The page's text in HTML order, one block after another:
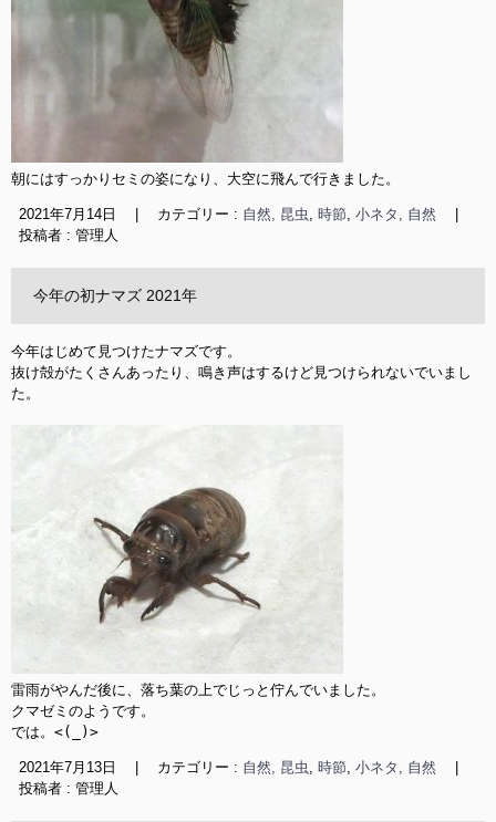
朝にはすっかりセミの姿になり、大空に飛んで行きました。
2021年7月14日 カテゴリー : 自然, 昆虫, 時節, 小ネタ, 自然
投稿者 : 管理人
今年の初ナマズ 2021年
今年はじめて見つけたナマズです。
抜け殻がたくさんあったり、鳴き声はするけど見つけられないでいまし
た。
雷雨がやんだ後に、落ち葉の上でじっと佇んでいました。
クマゼミのようです。
では。<(_)>
2021年7月13日 カテゴリー : 自然, 昆虫, 時節, 小ネタ, 自然
投稿者 : 管理人